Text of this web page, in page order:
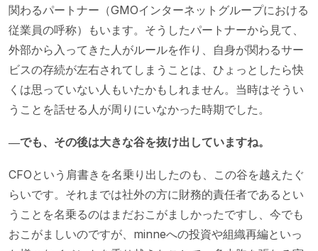
関わるパートナー（GMOインターネットグループにおける
従業員の呼称）もいます。そうしたパートナーから見て、
外部から入ってきた人がルールを作り、自身が関わるサー
ビスの存続が左右されてしまうことは、ひょっとしたら快
くは思っていない人もいたかもしれません。当時はそうい
うことを話せる人が周りにいなかった時期でした。
―でも、その後は大きな谷を抜け出していますね。
CFOという肩書きを名乗り出したのも、この谷を越えたぐ
らいです。それまでは社外の方に財務的責任者であるとい
うことを名乗るのはまだおこがましかったですし、今でも
おこがましいのですが、minneへの投資や組織再編といっ